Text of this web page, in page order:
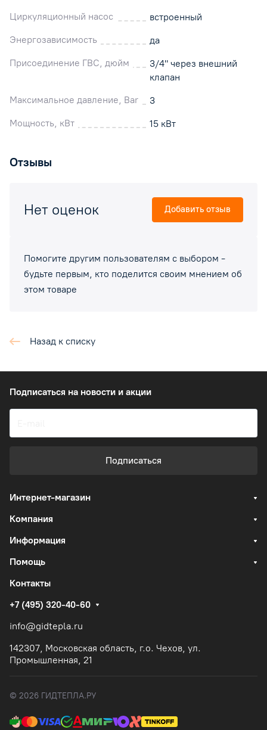
Циркуляционный насос
встроенный
Энергозависимость
да
Присоединение ГВС, дюйм
3/4" через внешний
клапан
Максимальное давление, Bar
3
Мощность, кВт
15 кВт
Отзывы
Помогите другим пользователям с выбором -
будьте первым, кто поделится своим мнением об
этом товаре
Нет оценок Добавить отзыв
Назад к списку
Подписаться на новости и акции
Подписаться
Интернет-магазин
Компания
Информация
Помощь
Контакты
+7 (495) 320-40-60
info@gidtepla.ru
142307, Московская область, г.о. Чехов, ул.
Промышленная, 21
© 2026 ГИДТЕПЛА.РУ